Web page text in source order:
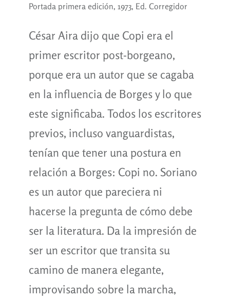
Portada primera edición, 1973, Ed. Corregidor
César Aira dijo que Copi era el
primer escritor post-borgeano,
porque era un autor que se cagaba
en la influencia de Borges y lo que
este significaba. Todos los escritores
previos, incluso vanguardistas,
tenían que tener una postura en
relación a Borges: Copi no. Soriano
es un autor que pareciera ni
hacerse la pregunta de cómo debe
ser la literatura. Da la impresión de
ser un escritor que transita su
camino de manera elegante,
improvisando sobre la marcha,